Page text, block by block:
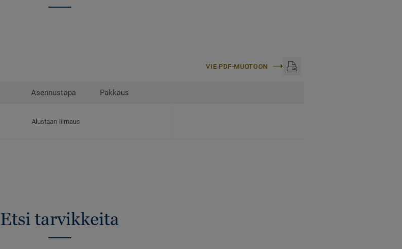
VIE PDF-MUOTOON
Asennustapa Pakkaus
Alustaan liimaus
Etsi tarvikkeita